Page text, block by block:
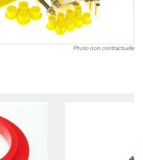
Photo non contractuelle